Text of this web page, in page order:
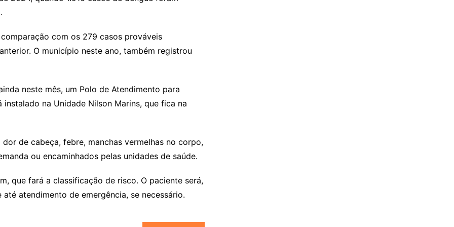
com os 279 casos prováveis
O município neste ano, também registrou
neste mês, um Polo de Atendimento para
na Unidade Nilson Marins, que fica na
de cabeça, febre, manchas vermelhas no corpo,
ou encaminhados pelas unidades de saúde.
que fará a classificação de risco. O paciente será,
atendimento de emergência, se necessário.